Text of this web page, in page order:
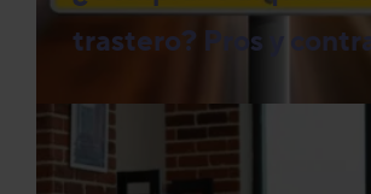
trastero? Pros y